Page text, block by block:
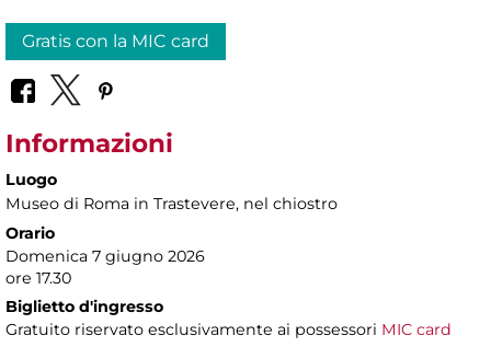
Gratis con la MIC card
Informazioni
Luogo
Museo di Roma in Trastevere, nel chiostro
Orario
Domenica 7 giugno 2026
ore 17.30
Biglietto d'ingresso
Gratuito riservato esclusivamente ai possessori MIC card